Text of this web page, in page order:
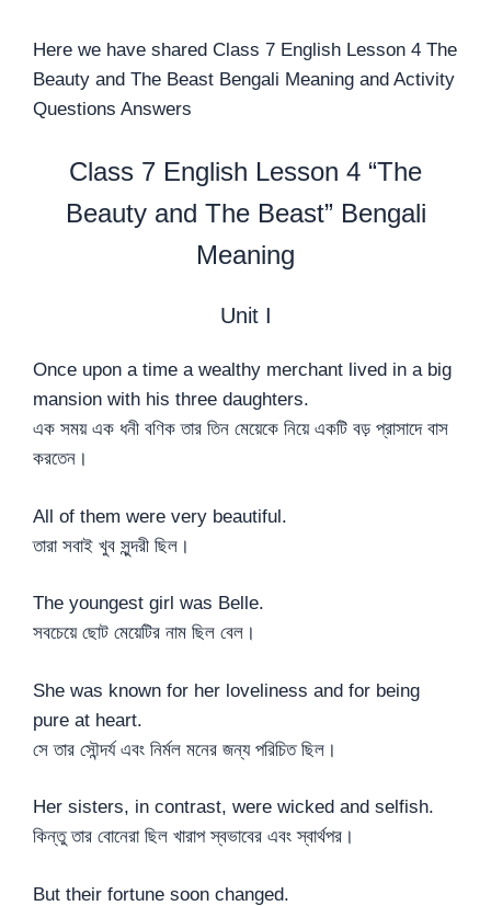
Here we have shared Class 7 English Lesson 4 The
Beauty and The Beast Bengali Meaning and Activity
Questions Answers
Class 7 English Lesson 4 “The
Beauty and The Beast” Bengali
Meaning
Unit I
Once upon a time a wealthy merchant lived in a big
mansion with his three daughters.
এক সময় এক ধনী বণিক তার তিন মেয়েকে নিয়ে একটি বড় প্রাসাদে বাস
করতেন।
All of them were very beautiful.
তারা সবাই খুব সুন্দরী ছিল।
The youngest girl was Belle.
সবচেয়ে ছোট মেয়েটির নাম ছিল বেল।
She was known for her loveliness and for being
pure at heart.
সে তার সৌন্দর্য এবং নির্মল মনের জন্য পরিচিত ছিল।
Her sisters, in contrast, were wicked and selfish.
কিন্তু তার বোনেরা ছিল খারাপ স্বভাবের এবং স্বার্থপর।
But their fortune soon changed.